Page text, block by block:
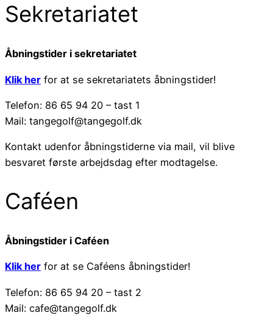
Sekretariatet
Åbningstider i sekretariatet
Klik her for at se sekretariatets åbningstider!
Telefon: 86 65 94 20 – tast 1
Mail: tangegolf@tangegolf.dk
Kontakt udenfor åbningstiderne via mail, vil blive
besvaret første arbejdsdag efter modtagelse.
Caféen
Åbningstider i Caféen
Klik her for at se Caféens åbningstider!
Telefon: 86 65 94 20 – tast 2
Mail: cafe@tangegolf.dk